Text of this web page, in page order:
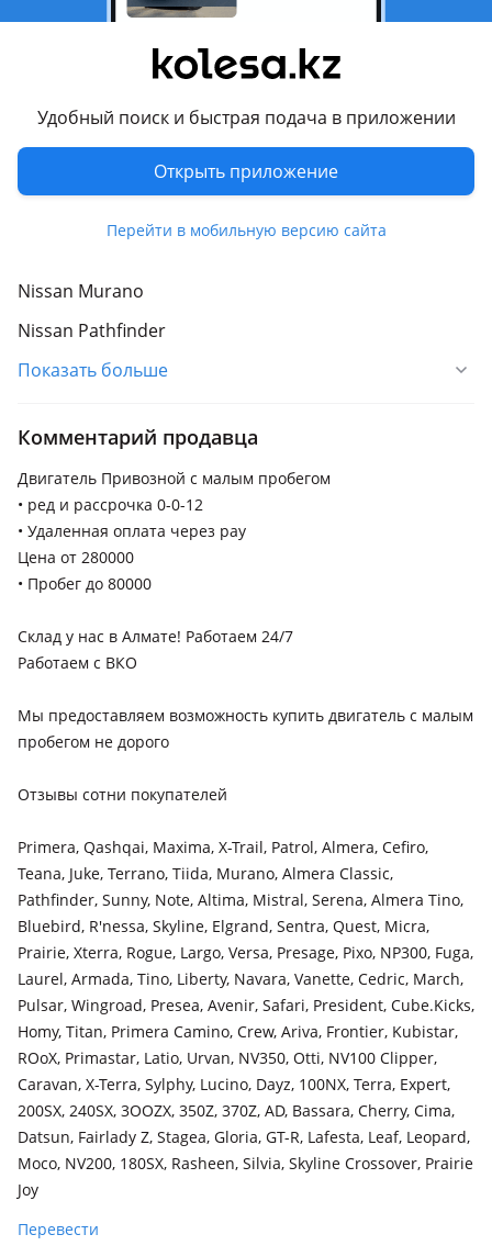
Удобный поиск и быстрая подача в приложении
Открыть приложение
Перейти в мобильную версию сайта
Возможна рассрочка или
Есть доставка
Подходит на авто
Nissan Murano
Nissan Pathfinder
Nissan Primera
Nissan Teana
Nissan Terrano
Nissan Tiida
Nissan X-Trail
Показать больше
Комментарий продавца
Двигатель Привозной с малым пробегом
• ред и рассрочка 0-0-12
• Удаленная оплата через pay
Цена от 280000
• Пробег до 80000
Склад у нас в Алмате! Работаем 24/7
Работаем с ВКО
Мы предоставляем возможность купить двигатель с малым
пробегом не дорого
Отзывы сотни покупателей
Primera, Qashqai, Maxima, X-Trail, Patrol, Almera, Cefiro,
Teana, Juke, Terrano, Tiida, Murano, Almera Classic,
Pathfinder, Sunny, Note, Altima, Mistral, Serena, Almera Tino,
Bluebird, R'nessa, Skyline, Elgrand, Sentra, Quest, Micra,
Prairie, Xterra, Rogue, Largo, Versa, Presage, Pixo, NP300, Fuga,
Laurel, Armada, Tino, Liberty, Navara, Vanette, Cedric, March,
Pulsar, Wingroad, Presea, Avenir, Safari, President, Cube.Kicks,
Homy, Titan, Primera Camino, Crew, Ariva, Frontier, Kubistar,
ROoX, Primastar, Latio, Urvan, NV350, Otti, NV100 Clipper,
Caravan, X-Terra, Sylphy, Lucino, Dayz, 100NX, Terra, Expert,
200SX, 240SX, 3OOZX, 350Z, 370Z, AD, Bassara, Cherry, Cima,
Datsun, Fairlady Z, Stagea, Gloria, GT-R, Lafesta, Leaf, Leopard,
Moco, NV200, 180SX, Rasheen, Silvia, Skyline Crossover, Prairie
Joy
Перевести